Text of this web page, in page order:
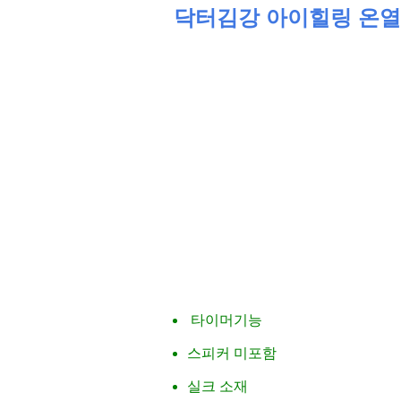
닥터김강 아이힐링 온
타이머기능
스피커 미포함
실크 소재